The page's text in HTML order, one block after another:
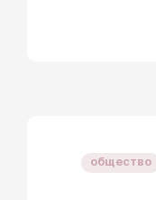
общество